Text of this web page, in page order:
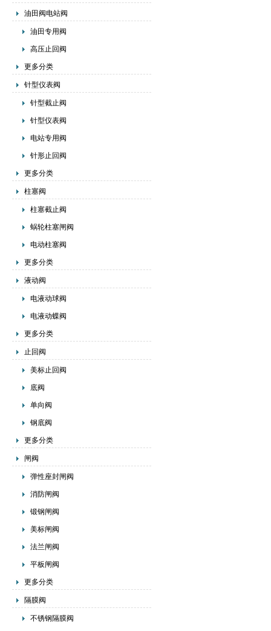
油田阀电站阀
油田专用阀
高压止回阀
更多分类
针型仪表阀
针型截止阀
针型仪表阀
电站专用阀
针形止回阀
更多分类
柱塞阀
柱塞截止阀
蜗轮柱塞闸阀
电动柱塞阀
更多分类
液动阀
电液动球阀
电液动蝶阀
更多分类
止回阀
美标止回阀
底阀
单向阀
钢底阀
更多分类
闸阀
弹性座封闸阀
消防闸阀
锻钢闸阀
美标闸阀
法兰闸阀
平板闸阀
更多分类
隔膜阀
不锈钢隔膜阀